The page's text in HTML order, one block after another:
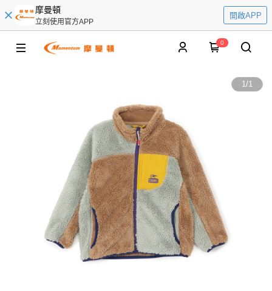
摩曼頓
立刻使用官方APP
開啟APP
0
1/1